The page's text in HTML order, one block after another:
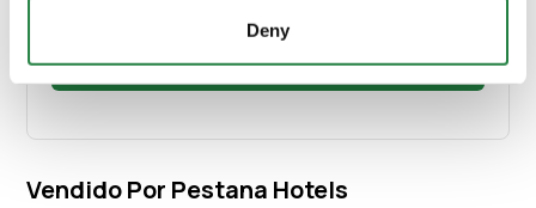
Deny
Calcular
Vendido Por Pestana Hotels